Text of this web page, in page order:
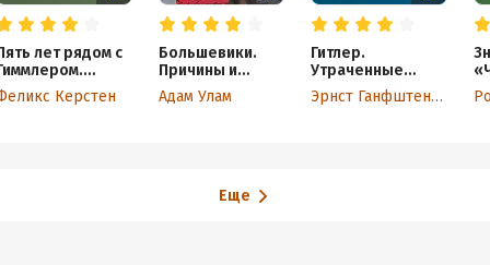
лет рядом с
врача.
Керстен
Большевики.
Причины и
последствия
переворота
Адам Улам
Гитлер.
Утраченные
годы.
Воспоминания
Эрнст Ганфштенгль
Еще